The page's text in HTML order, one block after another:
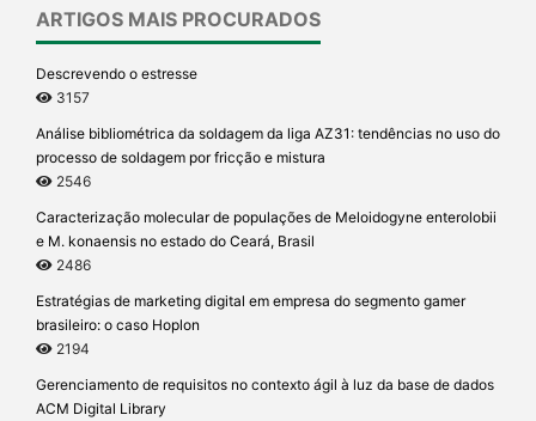
ARTIGOS MAIS PROCURADOS
Descrevendo o estresse
3157
Análise bibliométrica da soldagem da liga AZ31: tendências no uso do
processo de soldagem por fricção e mistura
2546
Caracterização molecular de populações de Meloidogyne enterolobii
e M. konaensis no estado do Ceará, Brasil
2486
Estratégias de marketing digital em empresa do segmento gamer
brasileiro: o caso Hoplon
2194
Gerenciamento de requisitos no contexto ágil à luz da base de dados
ACM Digital Library